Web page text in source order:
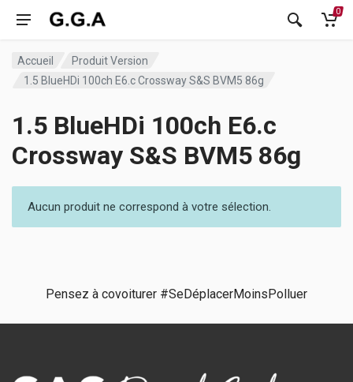
0
Accueil
Produit Version
1.5 BlueHDi 100ch E6.c Crossway S&S BVM5 86g
1.5 BlueHDi 100ch E6.c
Crossway S&S BVM5 86g
Aucun produit ne correspond à votre sélection.
Pensez à covoiturer #SeDéplacerMoinsPolluer